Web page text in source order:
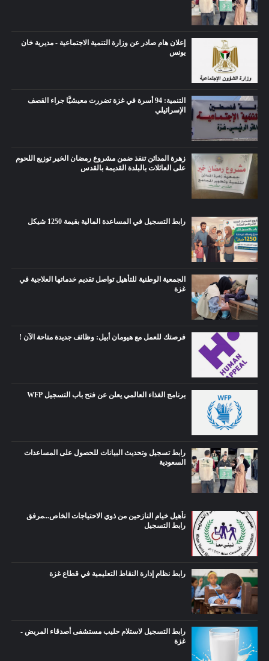
إعلان هام صادر عن وزارة التنمية الاجتماعية - مديرية خان
يونس
التنمية: 94 أسرة في غزة تضررت معيشيًّا جراء القصف
الإسرائيلي
زهرة المدائن تنفذ ضمن مشروع رمضان الخير توزيع اللحوم
على العائلات بالبلدة القديمة بالقدس
رابط التسجيل في المساعدة المالية بقيمة 1250 شيكل
الجمعية الوطنية للتأهيل تواصل تقديم خدماتها العلاجية في
غزة
فرصتك للعمل مع هيومان أبيل: وظائف جديدة متاحة الآن !
برنامج الغذاء العالمي يعلن عن فتح باب التسجيل WFP
رابط تسجيل وتحديث البيانات للحصول على المساعدات
السعودية
تأهيل خيام النازحين من ذوي الاحتياجات الخاص...مرفق
رابط التسجيل
رابط نظام إدارة النقاط التعليمية في قطاع غزة
رابط التسجيل لاستلام حليب مستشفى أصدقاء المريض -
غزة